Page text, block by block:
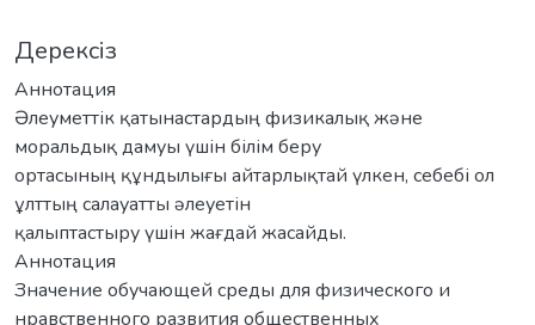
Дерексіз
Аннотация
Əлеуметтік қатынастардың физикалық жəне
моральдық дамуы үшін білім беру
ортасының құндылығы айтарлықтай үлкен, себебі ол
ұлттың салауатты əлеуетін
қалыптастыру үшін жағдай жасайды.
Аннотация
Значение обучающей среды для физического и
нравственного развития общественных